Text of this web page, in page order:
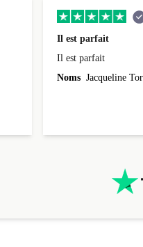
Il est parfait
Il est parfait
Noms Jacqueline